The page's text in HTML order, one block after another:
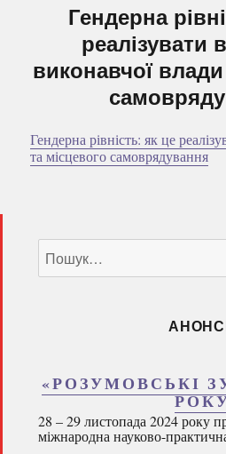
Гендерна
реалізувати
виконавчої
Гендерна рівність: як це
та місцевого самоврядування
за
запитом:
«РОЗУМОВСЬКІ
28 – 29 листопада 2024 року
міжнародна науково-